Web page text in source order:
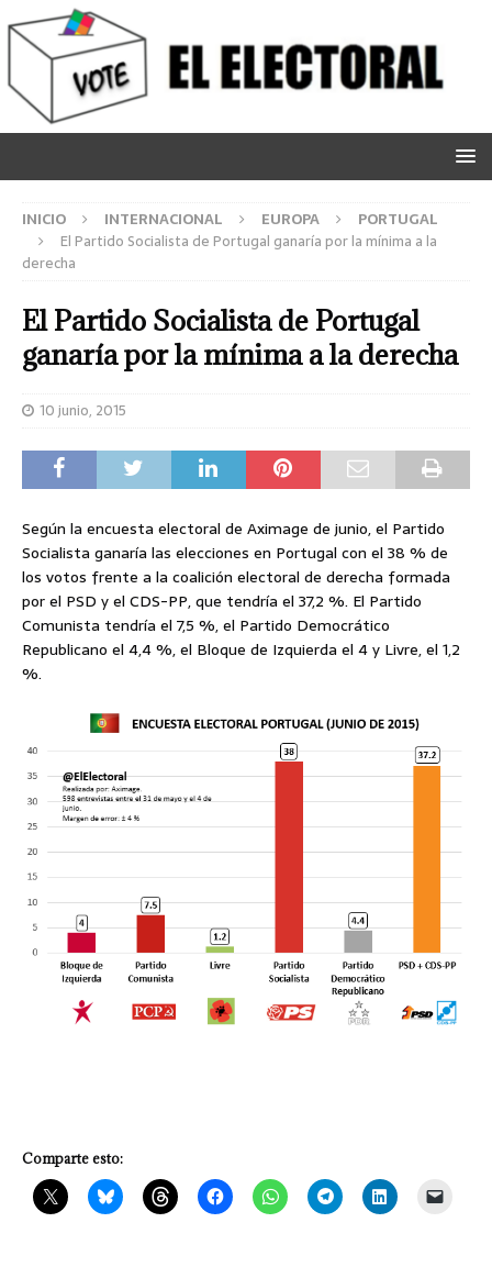
INICIO INTERNACIONAL EUROPA
PORTUGAL
El Partido Socialista de Portugal ganaría por la mínima a la
derecha
El Partido Socialista de Portugal
ganaría por la mínima a la derecha
10 junio, 2015
Según la encuesta electoral de Aximage de junio, el Partido
Socialista ganaría las elecciones en Portugal con el 38 % de
los votos frente a la coalición electoral de derecha formada
por el PSD y el CDS-PP, que tendría el 37,2 %. El Partido
Comunista tendría el 7,5 %, el Partido Democrático
Republicano el 4,4 %, el Bloque de Izquierda el 4 y Livre, el 1,2
%.
Comparte esto: